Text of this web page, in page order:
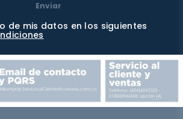
Enviar
de mis datos en los siguientes